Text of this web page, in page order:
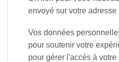
envoyé sur votre adresse
Vos données
pour soutenir votre
pour gérer l'accès à